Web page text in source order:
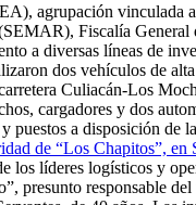
agrupación vinculada
Fiscalía
a diversas líneas de
dos vehículos de
Culiacán-Los
cargadores y dos
puestos a disposición de
de “Los Chapitos”, en
los líderes logísticos y
presunto responsable